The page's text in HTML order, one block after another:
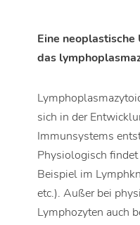
Eine
das
sich in der
Immunsystems
Physiologisch
Beispiel im
etc.). Außer bei
Lymphozyten auch